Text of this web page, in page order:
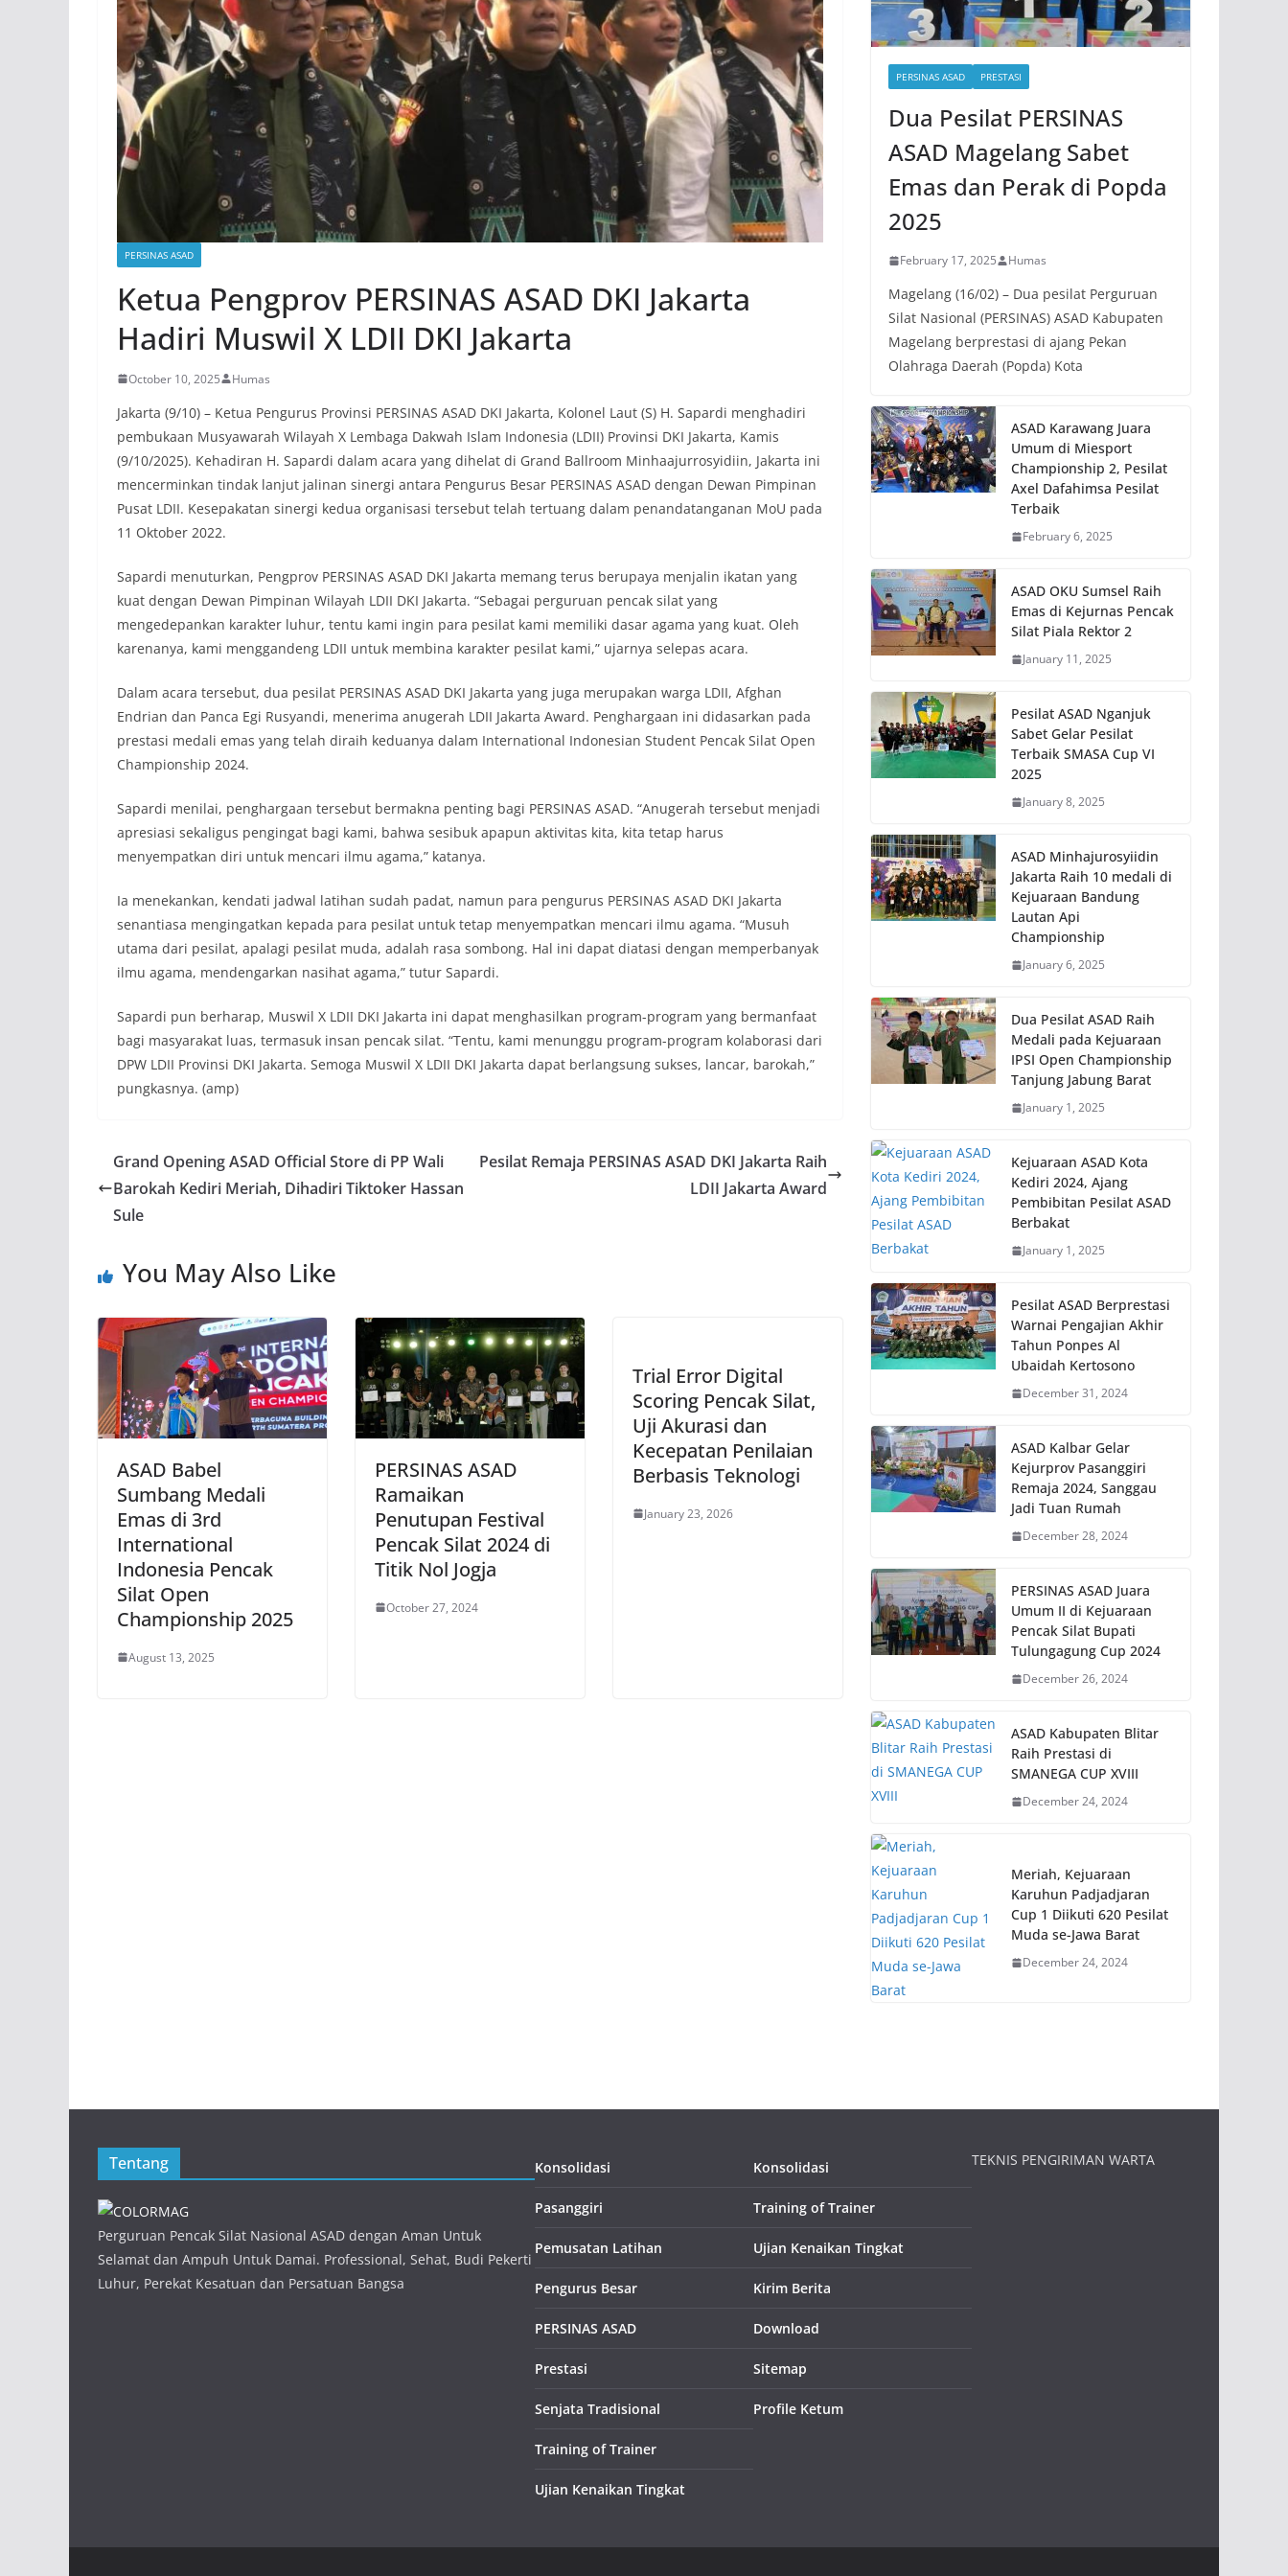
PERSINAS ASAD
Ketua Pengprov PERSINAS ASAD DKI Jakarta
Hadiri Muswil X LDII DKI Jakarta
October 10, 2025 Humas
Jakarta (9/10) – Ketua Pengurus Provinsi PERSINAS ASAD DKI Jakarta, Kolonel Laut (S) H. Sapardi menghadiri
pembukaan Musyawarah Wilayah X Lembaga Dakwah Islam Indonesia (LDII) Provinsi DKI Jakarta, Kamis
(9/10/2025). Kehadiran H. Sapardi dalam acara yang dihelat di Grand Ballroom Minhaajurrosyidiin, Jakarta ini
mencerminkan tindak lanjut jalinan sinergi antara Pengurus Besar PERSINAS ASAD dengan Dewan Pimpinan
Pusat LDII. Kesepakatan sinergi kedua organisasi tersebut telah tertuang dalam penandatanganan MoU pada
11 Oktober 2022.
Sapardi menuturkan, Pengprov PERSINAS ASAD DKI Jakarta memang terus berupaya menjalin ikatan yang
kuat dengan Dewan Pimpinan Wilayah LDII DKI Jakarta. “Sebagai perguruan pencak silat yang
mengedepankan karakter luhur, tentu kami ingin para pesilat kami memiliki dasar agama yang kuat. Oleh
karenanya, kami menggandeng LDII untuk membina karakter pesilat kami,” ujarnya selepas acara.
Dalam acara tersebut, dua pesilat PERSINAS ASAD DKI Jakarta yang juga merupakan warga LDII, Afghan
Endrian dan Panca Egi Rusyandi, menerima anugerah LDII Jakarta Award. Penghargaan ini didasarkan pada
prestasi medali emas yang telah diraih keduanya dalam International Indonesian Student Pencak Silat Open
Championship 2024.
Sapardi menilai, penghargaan tersebut bermakna penting bagi PERSINAS ASAD. “Anugerah tersebut menjadi
apresiasi sekaligus pengingat bagi kami, bahwa sesibuk apapun aktivitas kita, kita tetap harus
menyempatkan diri untuk mencari ilmu agama,” katanya.
Ia menekankan, kendati jadwal latihan sudah padat, namun para pengurus PERSINAS ASAD DKI Jakarta
senantiasa mengingatkan kepada para pesilat untuk tetap menyempatkan mencari ilmu agama. “Musuh
utama dari pesilat, apalagi pesilat muda, adalah rasa sombong. Hal ini dapat diatasi dengan memperbanyak
ilmu agama, mendengarkan nasihat agama,” tutur Sapardi.
Sapardi pun berharap, Muswil X LDII DKI Jakarta ini dapat menghasilkan program-program yang bermanfaat
bagi masyarakat luas, termasuk insan pencak silat. “Tentu, kami menunggu program-program kolaborasi dari
DPW LDII Provinsi DKI Jakarta. Semoga Muswil X LDII DKI Jakarta dapat berlangsung sukses, lancar, barokah,”
pungkasnya. (amp)
Grand Opening ASAD Official Store di PP Wali
Barokah Kediri Meriah, Dihadiri Tiktoker Hassan
Sule
Pesilat Remaja PERSINAS ASAD DKI Jakarta Raih
LDII Jakarta Award
You May Also Like
ASAD Babel
Sumbang Medali
Emas di 3rd
International
Indonesia Pencak
Silat Open
Championship 2025
August 13, 2025
PERSINAS ASAD
Ramaikan
Penutupan Festival
Pencak Silat 2024 di
Titik Nol Jogja
October 27, 2024
Trial Error Digital
Scoring Pencak Silat,
Uji Akurasi dan
Kecepatan Penilaian
Berbasis Teknologi
January 23, 2026
PERSINAS ASAD PRESTASI
Dua Pesilat PERSINAS
ASAD Magelang Sabet
Emas dan Perak di Popda
2025
February 17, 2025 Humas
Magelang (16/02) – Dua pesilat Perguruan
Silat Nasional (PERSINAS) ASAD Kabupaten
Magelang berprestasi di ajang Pekan
Olahraga Daerah (Popda) Kota
ASAD Karawang Juara
Umum di Miesport
Championship 2, Pesilat
Axel Dafahimsa Pesilat
Terbaik
February 6, 2025
ASAD OKU Sumsel Raih
Emas di Kejurnas Pencak
Silat Piala Rektor 2
January 11, 2025
Pesilat ASAD Nganjuk
Sabet Gelar Pesilat
Terbaik SMASA Cup VI
2025
January 8, 2025
ASAD Minhajurosyiidin
Jakarta Raih 10 medali di
Kejuaraan Bandung
Lautan Api
Championship
January 6, 2025
Dua Pesilat ASAD Raih
Medali pada Kejuaraan
IPSI Open Championship
Tanjung Jabung Barat
January 1, 2025
Kejuaraan ASAD Kota
Kediri 2024, Ajang
Pembibitan Pesilat ASAD
Berbakat
January 1, 2025
Pesilat ASAD Berprestasi
Warnai Pengajian Akhir
Tahun Ponpes Al
Ubaidah Kertosono
December 31, 2024
ASAD Kalbar Gelar
Kejurprov Pasanggiri
Remaja 2024, Sanggau
Jadi Tuan Rumah
December 28, 2024
PERSINAS ASAD Juara
Umum II di Kejuaraan
Pencak Silat Bupati
Tulungagung Cup 2024
December 26, 2024
ASAD Kabupaten Blitar
Raih Prestasi di
SMANEGA CUP XVIII
December 24, 2024
Meriah, Kejuaraan
Karuhun Padjadjaran
Cup 1 Diikuti 620 Pesilat
Muda se-Jawa Barat
December 24, 2024
Tentang
Perguruan Pencak Silat Nasional ASAD dengan Aman Untuk
Selamat dan Ampuh Untuk Damai. Professional, Sehat, Budi Pekerti
Luhur, Perekat Kesatuan dan Persatuan Bangsa
Konsolidasi
Pasanggiri
Pemusatan Latihan
Pengurus Besar
PERSINAS ASAD
Prestasi
Senjata Tradisional
Training of Trainer
Ujian Kenaikan Tingkat
Konsolidasi
Training of Trainer
Ujian Kenaikan Tingkat
Kirim Berita
Download
Sitemap
Profile Ketum
TEKNIS PENGIRIMAN WARTA